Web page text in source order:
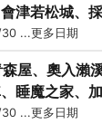
津若松城、
...更多日期
屋、奧入瀨
睡魔之家、
...更多日期